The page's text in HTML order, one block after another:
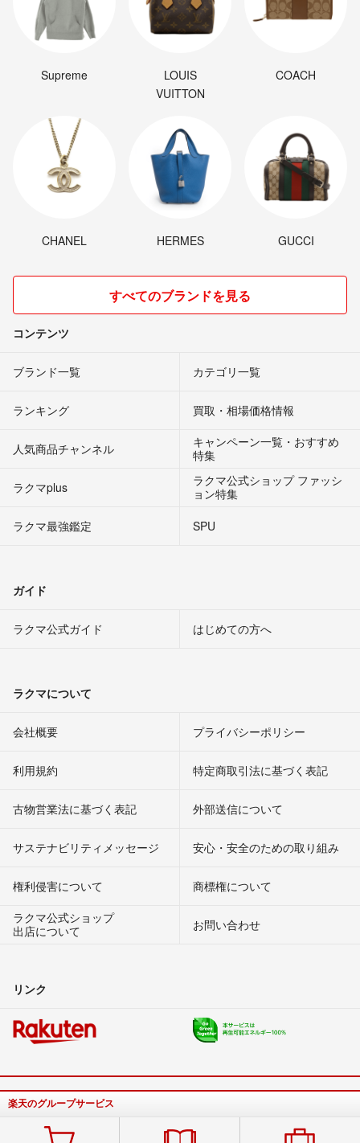
Supreme
LOUIS
VUITTON
COACH
CHANEL HERMES GUCCI
すべてのブランドを見る
コンテンツ
ブランド一覧 カテゴリ一覧
ランキング 買取・相場価格情報
人気商品チャンネル
キャンペーン一覧・おすすめ
特集
ラクマplus
ラクマ公式ショップ ファッシ
ョン特集
ラクマ最強鑑定
SPU
ガイド
ラクマ公式ガイド はじめての方へ
ラクマについて
会社概要 プライバシーポリシー
利用規約 特定商取引法に基づく表記
古物営業法に基づく表記 外部送信について
サステナビリティメッセージ 安心・安全のための取り組み
権利侵害について
商標権について
ラクマ公式ショップ
出店について
お問い合わせ
リンク
楽天のグループサービス